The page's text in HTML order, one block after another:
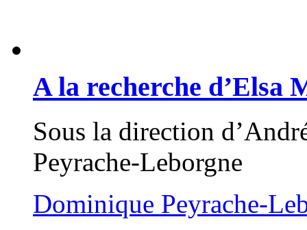
A la recherche d’Elsa
Sous la direction
Peyrache-Leborgne
Dominique Peyrache-